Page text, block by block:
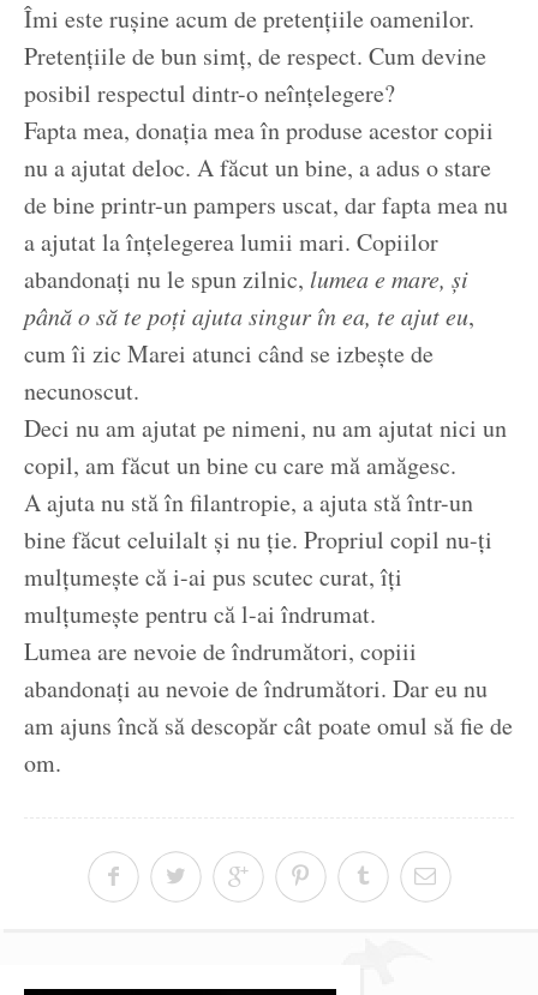
Îmi este rușine acum de pretențiile oamenilor.
Pretențiile de bun simț, de respect. Cum devine
posibil respectul dintr-o neînțelegere?
Fapta mea, donația mea în produse acestor copii
nu a ajutat deloc. A făcut un bine, a adus o stare
de bine printr-un pampers uscat, dar fapta mea nu
a ajutat la înțelegerea lumii mari. Copiilor
abandonați nu le spun zilnic, lumea e mare, și
până o să te poți ajuta singur în ea, te ajut eu,
cum îi zic Marei atunci când se izbește de
necunoscut.
Deci nu am ajutat pe nimeni, nu am ajutat nici un
copil, am făcut un bine cu care mă amăgesc.
A ajuta nu stă în filantropie, a ajuta stă într-un
bine făcut celuilalt și nu ție. Propriul copil nu-ți
mulțumește că i-ai pus scutec curat, îți
mulțumește pentru că l-ai îndrumat.
Lumea are nevoie de îndrumători, copiii
abandonați au nevoie de îndrumători. Dar eu nu
am ajuns încă să descopăr cât poate omul să fie de
om.